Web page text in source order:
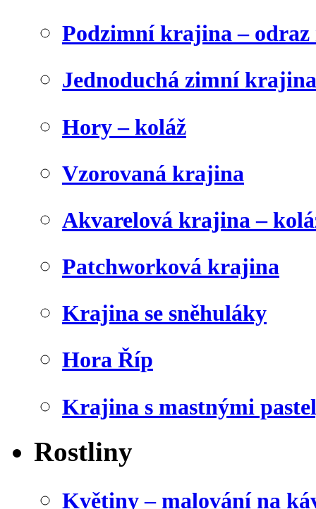
Podzimní krajina –
Jednoduchá zimní krajina
Hory – koláž
Vzorovaná krajina
Akvarelová krajina –
Patchworková krajina
Krajina se sněhuláky
Hora Říp
Krajina s mastnými
Rostliny
Květiny – malování na